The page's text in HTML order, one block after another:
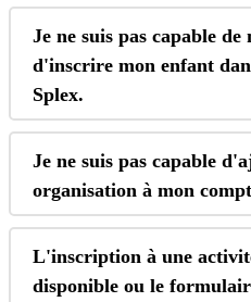
Je ne suis pas capable de
d'inscrire mon enfant
Splex.
Je ne suis pas capable d'
organisation à mon
L'inscription à une activit
disponible ou le